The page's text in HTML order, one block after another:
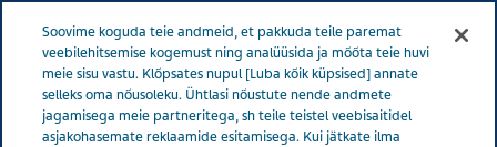
EESTI
Estonia Tooted Ravimiohutus: mida see mulle tähendab?
Soovime koguda teie andmeid, et pakkuda teile paremat
veebilehitsemise kogemust ning analüüsida ja mõõta teie huvi
meie sisu vastu. Klõpsates nupul [Luba kõik küpsised] annate
selleks oma nõusoleku. Ühtlasi nõustute nende andmete
jagamisega meie partneritega, sh teile teistel veebisaitidel
asjakohasemate reklaamide esitamisega. Kui jätkate ilma